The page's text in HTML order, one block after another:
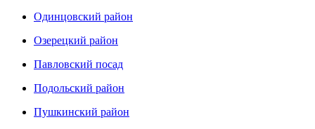
Одинцовский район
Озерецкий район
Павловский посад
Подольский район
Пушкинский район